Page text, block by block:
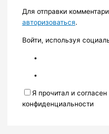
Для отправки
авторизоваться.
Войти, используя
Я прочитал и
конфиденциальности